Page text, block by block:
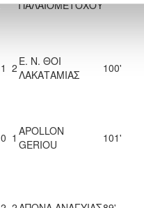
ΠΑΛΑΙΟΜΕΤΟΧΟΥ
1 2 Ε. Ν. ΘΟΙ
ΛΑΚΑΤΑΜΙΑΣ
100'
0 1 APOLLON
GERIOU
101'